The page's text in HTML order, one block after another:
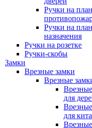
Ручки на
Ручки на
назначения
Ручки на розетке
Ручки-скобы
Замки
Врезные замки
Врезные
для
для